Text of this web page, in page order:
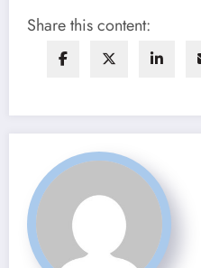
Share this content: